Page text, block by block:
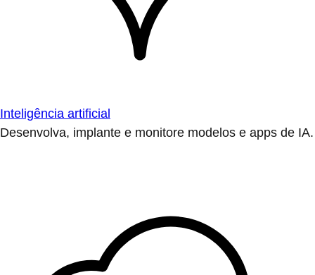
Inteligência artificial
Desenvolva, implante e monitore modelos e apps de IA.